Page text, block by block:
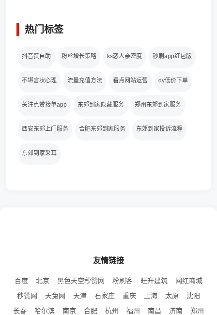
热门标签
抖音赞自助 粉丝增长策略 ks恋人亲密度 秒刷app红包版
不堪言状心理 流量充值方法 看点网站运营 dy低价下单
关注点赞接单app 东郊到家隐藏服务 郑州东郊到家服务
西安东郊上门服务 合肥东郊到家服务 东郊到家投诉流程
东郊到家采耳
友情链接
百度 北京 黑色天空秒赞网 粉刷客 旺升建筑
网红商城
秒赞网
天兔网 天津 石家庄 重庆 上海 太原
沈阳
长春
哈尔滨 南京 合肥 杭州 福州 南昌 济南 郑州